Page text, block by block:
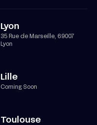
Lyon
35 Rue de Marseille, 69007
Lyon
Lille
Coming Soon
Toulouse